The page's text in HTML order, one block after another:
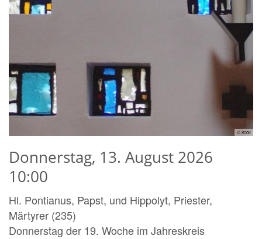
© Kroll
Donnerstag, 13. August 2026
10:00
Hl. Pontianus, Papst, und Hippolyt, Priester,
Märtyrer (235)
Donnerstag der 19. Woche im Jahreskreis